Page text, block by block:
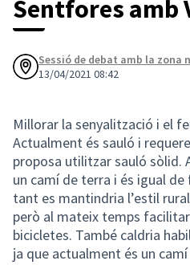
Sentfores amb
Sessió de debat amb la zona
13/04/2021 08:42
Millorar la senyalització i el
Actualment és sauló i
proposa utilitzar sauló sòlid.
un camí de terra i és igual
tant es mantindria l’estil
però al mateix temps
bicicletes. També caldria
ja que actualment és un